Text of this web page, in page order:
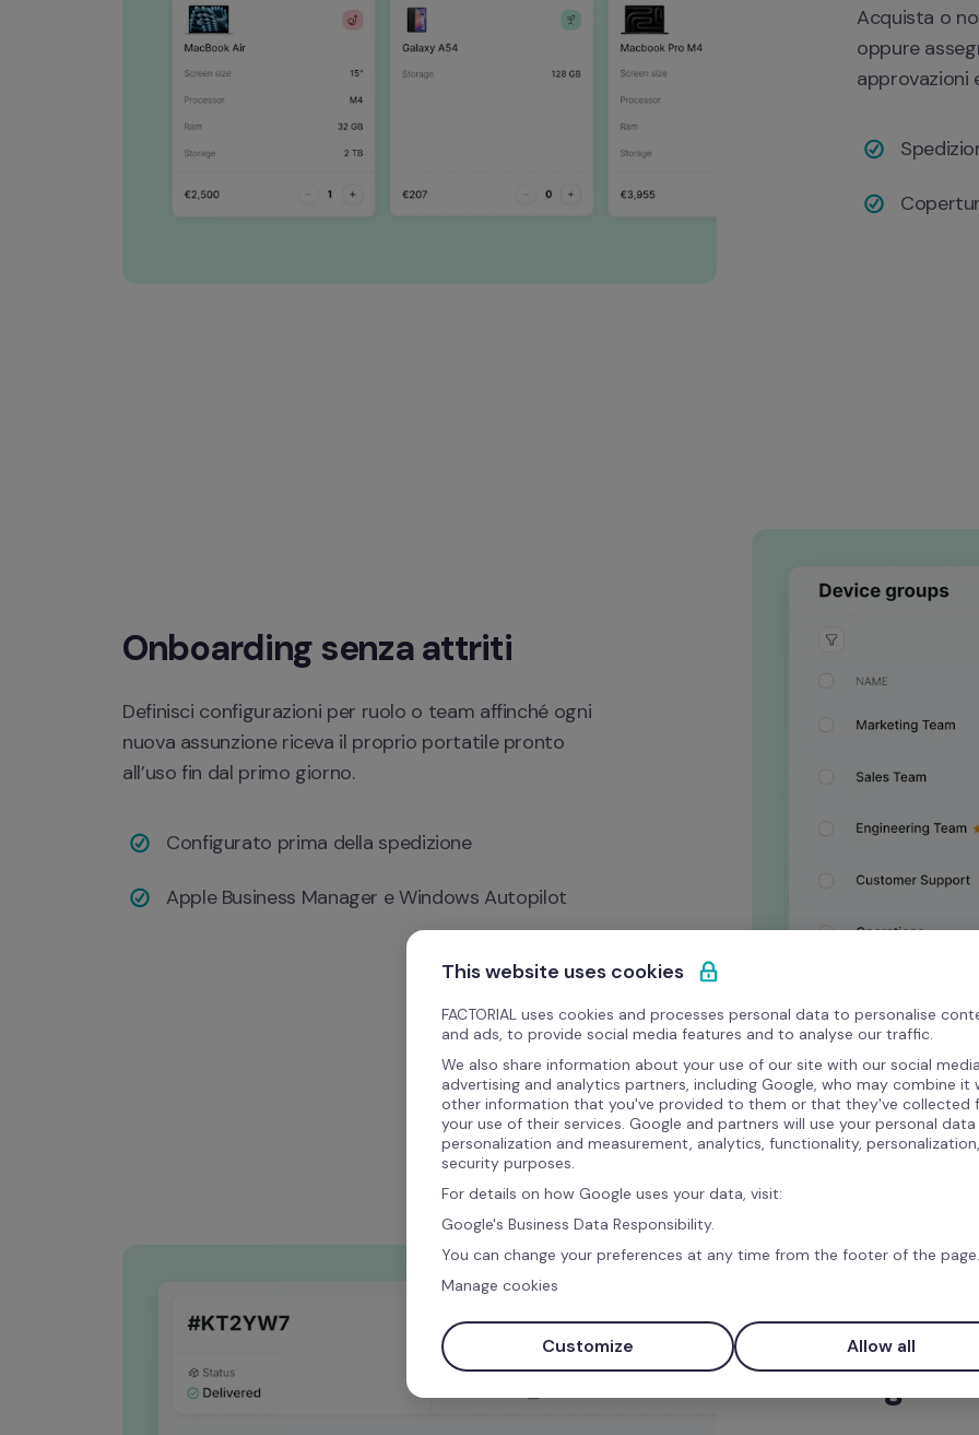
Acquista o
oppure
approvazioni
Onboarding senza attriti
Definisci configurazioni per ruolo o team affinché ogni
nuova assunzione riceva il proprio portatile pronto
all’uso fin dal primo giorno.
Configurato prima della spedizione
Apple Business Manager e Windows Autopilot
Ci
This website uses cookies
FACTORIAL uses cookies and processes personal data to personalise
and ads, to provide social media features and to analyse our traffic.
We also share information about your use of our site with our social
advertising and analytics partners, including Google, who may combine it
other information that you've provided to them or that they've collected
your use of their services. Google and partners will use your personal
personalization and measurement, analytics, functionality,
security purposes.
For details on how Google uses your data, visit:
Google's Business Data Responsibility.
You can change your preferences at any time from the footer of the page.
Manage cookies
Customize Allow all